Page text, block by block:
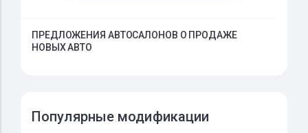
ПРЕДЛОЖЕНИЯ АВТОСАЛОНОВ О ПРОДАЖЕ
НОВЫХ АВТО
Популярные модификации